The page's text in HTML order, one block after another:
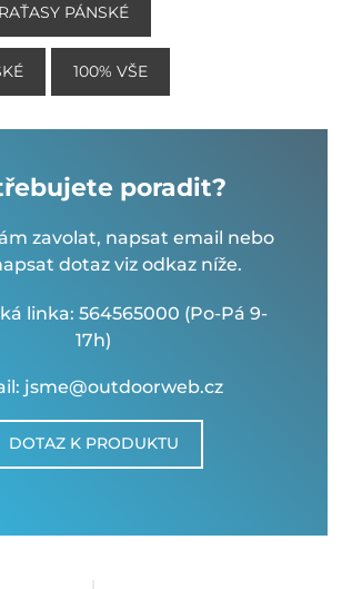
PÁNSKÉ
100% VŠE
poradit?
zavolat, napsat email nebo
dotaz viz odkaz níže.
linka: 564565000 (Po-Pá 9-
17h)
jsme@outdoorweb.cz
DOTAZ K PRODUKTU